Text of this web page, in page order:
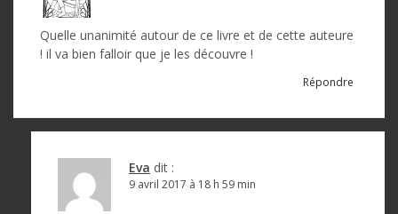
l
Quelle unanimité autour de ce livre et de cette auteure
! il va bien falloir que je les découvre !
Répondre
Eva dit :
9 avril 2017 à 18 h 59 min